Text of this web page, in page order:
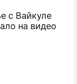
с Вайкуле
на видео
тонн мяса